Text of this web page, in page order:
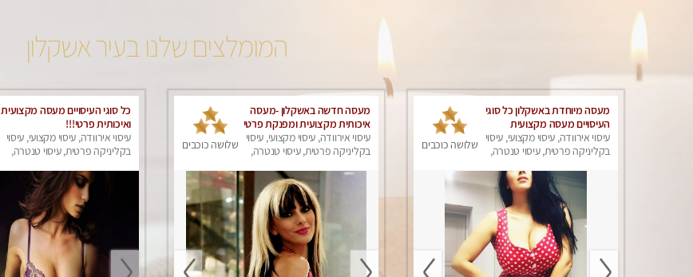
המומלצים שלנו בעיר אשקלון
מעסה מיוחדת באשקלון כל סוגי
העיסויים מעסה מקצועית
ואיכותית פרטי!!!מומלץ
לחלוטין!!!!
עיסוי אירוודה, עיסוי מקצועי, עיסוי
בקליניקה פרטית, עיסוי טנטרה,
שלושה כוכבים
מעסה חדשה באשקלון -מעסה
איכותית מקצועית ומפנקת פרטי
!עיסוי אירוודה, עיסוי מקצועי, עיסוי
בקליניקה פרטית, עיסוי טנטרה,
שלושה כוכבים
כל סוגי העיסויים מעסה מקצועית
ואיכותית פרטי!!!
עיסוי אירוודה, עיסוי מקצועי, עיסוי
בקליניקה פרטית, עיסוי טנטרה,